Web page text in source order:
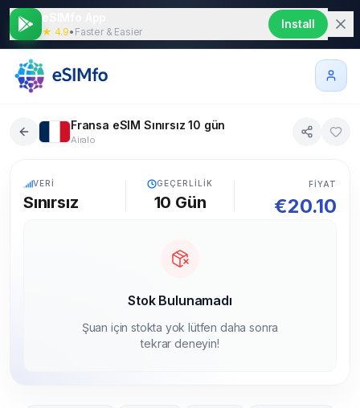
★ 4.9• Faster & Easier
Install
Fransa eSIM Sınırsız 10 gün
Airalo
VERI
Sınırsız
GEÇERLILIK
10 Gün
FIYAT
€20.10
Stok Bulunamadı
Şuan için stokta yok lütfen daha sonra
tekrar deneyin!